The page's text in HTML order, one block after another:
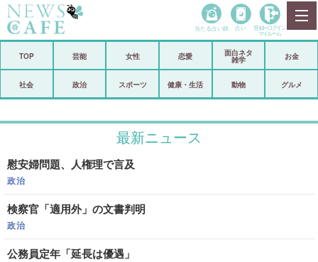
政治
スポーツ
恋愛
コメントポスト アリ／ナシ
当たる占い師 占い 登録• ログイン
マイルーム
TOP 芸能 女性 恋愛
面白ネタ
雑学
お金
社会 政治 スポーツ 健康・生活 動物 グルメ
最新ニュース
慰安婦問題、人権理で言及
政治
検察官「適用外」の文書判明
政治
公務員定年「延長は優遇」